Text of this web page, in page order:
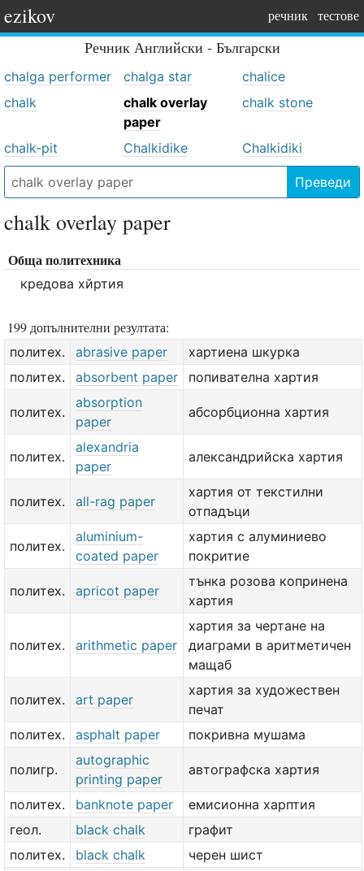
ezikov речник тестове
Речник Английски - Български
chalga performer chalga star
chalice
chalk
chalk overlay
paper
chalk stone
chalk-pit Chalkidike Chalkidiki
Преведи
chalk overlay paper
Обща политехника
кредова хйртия
199 допълнителни резултата:
политех. abrasive paper
хартиена шкурка
политех.
absorbent paper попивателна хартия
политех.
absorption
paper
абсорбционна хартия
политех.
alexandria
paper
александрийска хартия
политех. all-rag paper
хартия от текстилни
отпадъци
политех.
aluminium-
coated paper
хартия с алуминиево
покритие
политех. apricot paper
тънка розова копринена
хартия
политех. arithmetic paper
хартия за чертане на
диаграми в аритметичен
мащаб
политех. art paper
хартия за художествен
печат
политех.
asphalt paper покривна мушама
полигр.
autographic
printing paper
автографска хартия
политех. banknote paper
емисионна харптия
геол.
black chalk
графит
политех.
black chalk
черен шист